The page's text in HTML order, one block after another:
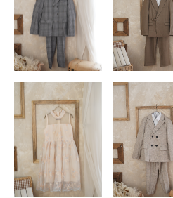
リピーター様専用
店舗を探す